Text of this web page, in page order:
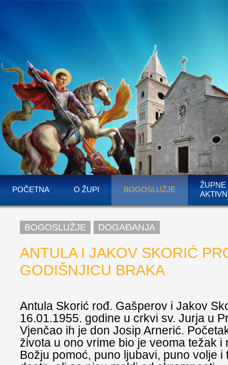
POČETNA O ŽUPI BOGOSLUŽJE
ŽUPNE
BOGOSLUŽJE DOGAĐANJA
ANTULA I JAKOV SKORIĆ
GODIŠNJICU BRAKA
Antula Skorić rođ. Gašperov i Jakov
16.01.1955. godine u crkvi sv. Jurja u
Vjenčao ih je don Josip Arnerić.
života u ono vrime bio je veoma težak i
Božju pomoć, puno ljubavi, puno volje i